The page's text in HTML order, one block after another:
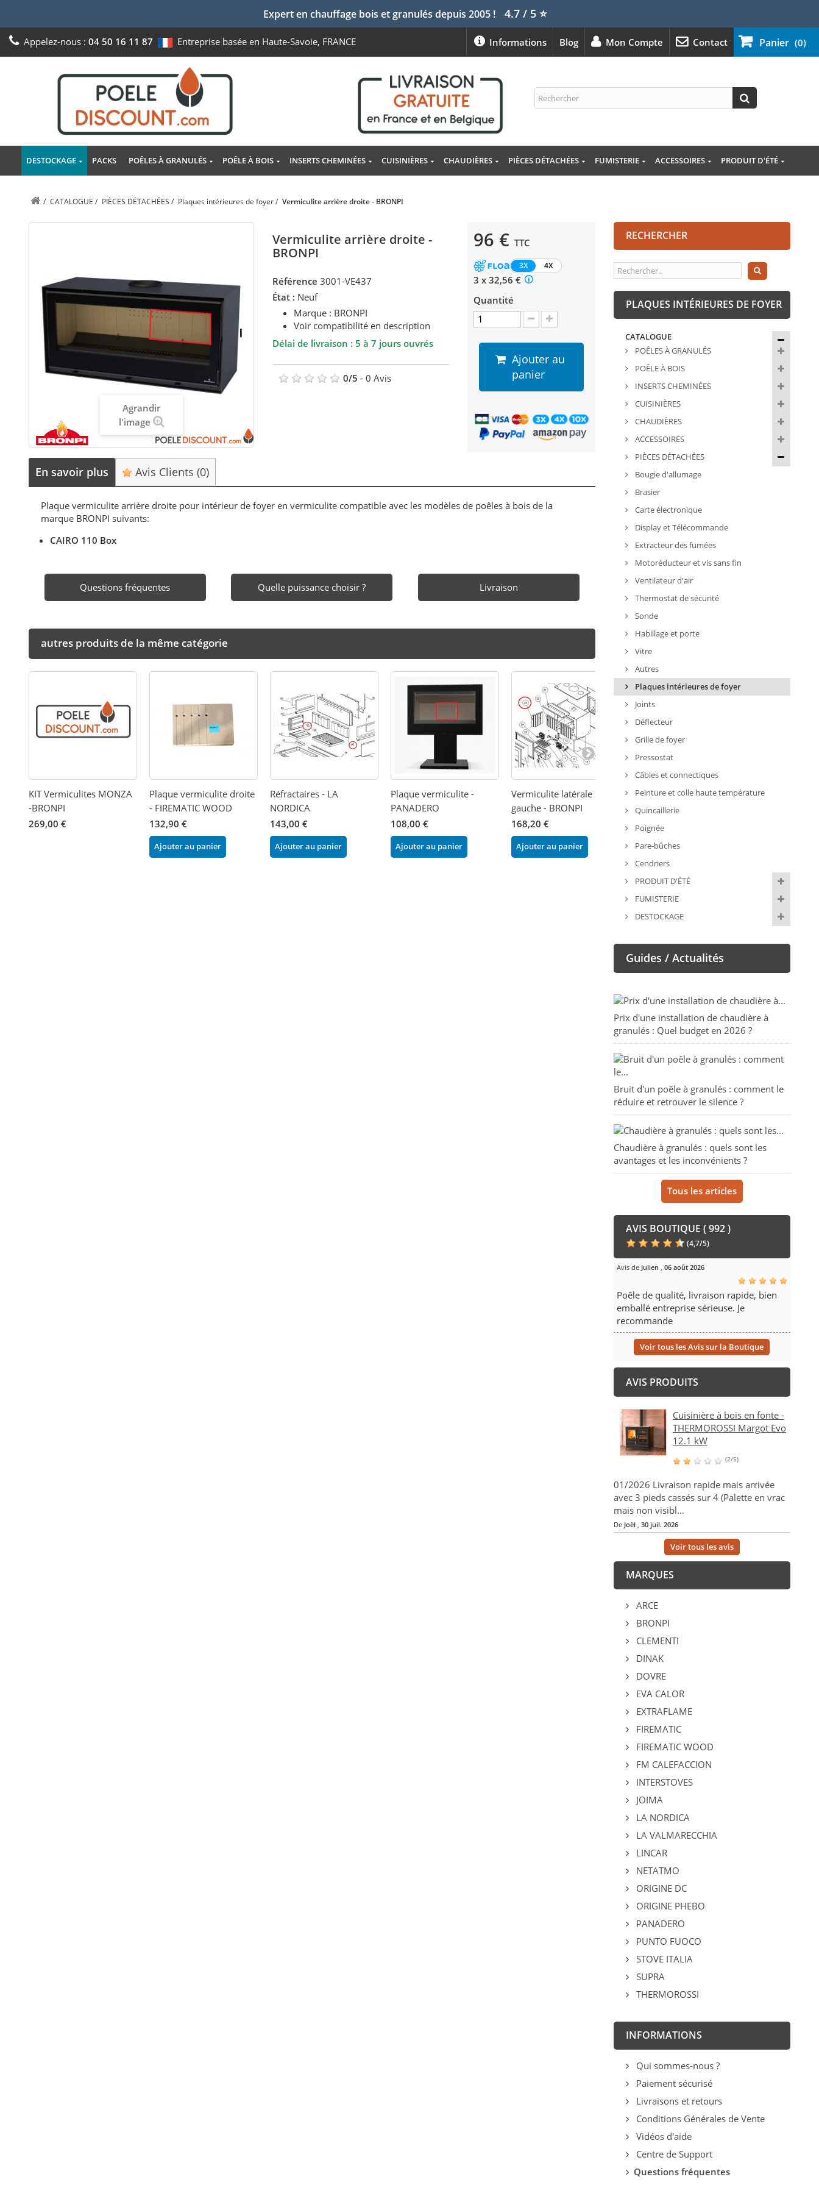
Expert en chauffage bois et granulés depuis 2005 ! 4.7 / 5⭐
Panier (0)
Appelez-nous : 04 50 16 11 87 Entreprise basée en Haute-Savoie, FRANCE Contact
Mon Compte
Blog
Informations
DESTOCKAGE PACKS POÊLES À GRANULÉS POÊLE À BOIS INSERTS CHEMINÉES CUISINIÈRES CHAUDIÈRES PIÈCES DÉTACHÉES FUMISTERIE ACCESSOIRES PRODUIT D'ÉTÉ
/ CATALOGUE / PIÈCES DÉTACHÉES / Plaques intérieures de foyer/ Vermiculite arrière droite - BRONPI
Agrandir
l'image
Vermiculite arrière droite -
BRONPI
Référence 3001-VE437
État : Neuf
Marque : BRONPI
Voir compatibilité en description
Délai de livraison : 5 à 7 jours ouvrés
0/5 - 0 Avis
96 € TTC
3X 4X
3 x 32,56 €
Quantité
Ajouter au
panier
En savoir plus Avis Clients(0)
Plaque vermiculite arrière droite pour intérieur de foyer en vermiculite compatible avec les modèles de poêles à bois de la
marque BRONPI suivants:
CAIRO 110 Box
Questions fréquentes Quelle puissance choisir ? Livraison
autres produits de la même catégorie
KIT Vermiculites MONZA
-BRONPI
269,00 €
Plaque vermiculite droite
- FIREMATIC WOOD
132,90 €
Ajouter au panier
Réfractaires - LA
NORDICA
143,00 €
Ajouter au panier
Plaque vermiculite -
PANADERO
108,00 €
Ajouter au panier
Vermiculite latérale
gauche - BRONPI
168,20 €
Ajouter au panier
Déflecteur vermiculite -
BRONPI
118,00 €
Ajouter au panier
Vermiculites
RECHERCHER
PLAQUES INTÉRIEURES DE FOYER
CATALOGUE
POÊLES À GRANULÉS
POÊLE À BOIS
INSERTS CHEMINÉES
CUISINIÈRES
CHAUDIÈRES
ACCESSOIRES
PIÈCES DÉTACHÉES
Bougie d'allumage
Brasier
Carte électronique
Display et Télécommande
Extracteur des fumées
Motoréducteur et vis sans fin
Ventilateur d'air
Thermostat de sécurité
Sonde
Habillage et porte
Vitre
Autres
Plaques intérieures de foyer
Joints
Déflecteur
Grille de foyer
Pressostat
Câbles et connectiques
Peinture et colle haute température
Quincaillerie
Poignée
Pare-bûches
Cendriers
PRODUIT D'ÉTÉ
FUMISTERIE
DESTOCKAGE
Guides / Actualités
Prix d'une installation de chaudière à
granulés : Quel budget en 2026 ?
Bruit d'un poêle à granulés : comment le
réduire et retrouver le silence ?
Chaudière à granulés : quels sont les
avantages et les inconvénients ?
Tous les articles
AVIS BOUTIQUE ( 992 )
(4,7/5)
Avis de Julien, 06 août 2026
Poêle de qualité, livraison rapide, bien
emballé entreprise sérieuse. Je
recommande
Voir tous les Avis sur la Boutique
AVIS PRODUITS
Cuisinière à bois en fonte -
THERMOROSSI Margot Evo
12.1 kW
(2/5)
01/2026 Livraison rapide mais arrivée
avec 3 pieds cassés sur 4 (Palette en vrac
mais non visibl...
De Joël, 30 juil. 2026
Voir tous les avis
MARQUES
ARCE
BRONPI
CLEMENTI
DINAK
DOVRE
EVA CALOR
EXTRAFLAME
FIREMATIC
FIREMATIC WOOD
FM CALEFACCION
INTERSTOVES
JOIMA
LA NORDICA
LA VALMARECCHIA
LINCAR
NETATMO
ORIGINE DC
ORIGINE PHEBO
PANADERO
PUNTO FUOCO
STOVE ITALIA
SUPRA
THERMOROSSI
INFORMATIONS
Qui sommes-nous ?
Paiement sécurisé
Livraisons et retours
Conditions Générales de Vente
Vidéos d'aide
Centre de Support
Questions fréquentes